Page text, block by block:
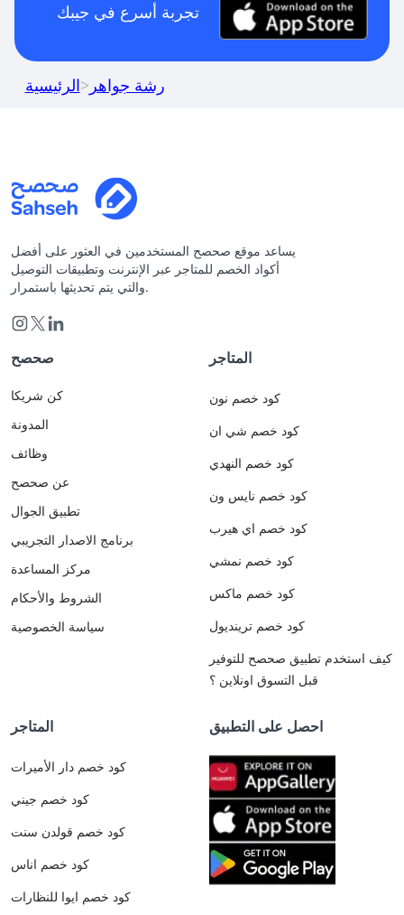
تجربة أسرع في جيبك
الرئيسية> رشة جواهر
يساعد موقع صحصح المستخدمين في العثور على أفضل
أكواد الخصم للمتاجر عبر الإنترنت وتطبيقات التوصيل
والتي يتم تحديثها باستمرار.
صحصح
كن شريكا
المدونة
وظائف
عن صحصح
تطبيق الجوال
برنامج الاصدار التجريبي
مركز المساعدة
الشروط والأحكام
سياسة الخصوصية
المتاجر
كود خصم نون
كود خصم شي ان
كود خصم النهدي
كود خصم نايس ون
كود خصم اي هيرب
كود خصم نمشي
كود خصم ماكس
كود خصم ترينديول
كيف استخدم تطبيق صحصح للتوفير
قبل التسوق اونلاين ؟
المتاجر
كود خصم دار الأميرات
كود خصم جيني
كود خصم قولدن سنت
كود خصم اناس
كود خصم ايوا للنظارات
احصل على التطبيق